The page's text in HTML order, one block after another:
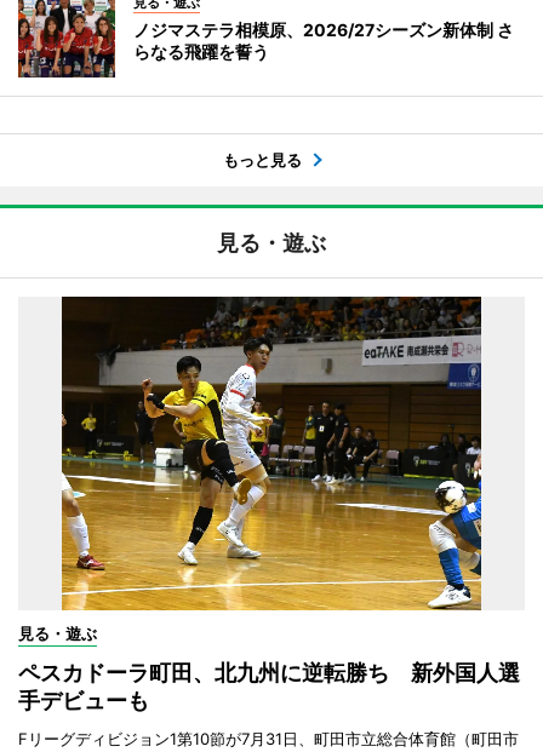
ノジマステラ相模原、2026/27シーズン新体制 さ
らなる飛躍を誓う
もっと見る
見る・遊ぶ
見る・遊ぶ
ペスカドーラ町田、北九州に逆転勝ち 新外国人選
手デビューも
Fリーグディビジョン1第10節が7月31日、町田市立総合体育館（町田市